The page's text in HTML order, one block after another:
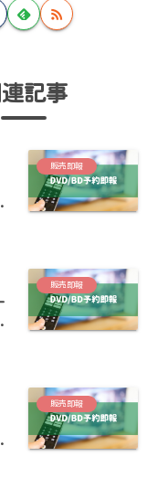
連記事
販売即報
販売即報
販売即報